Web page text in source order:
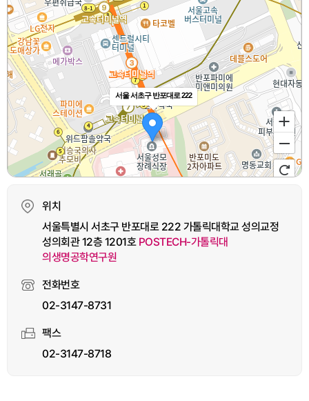
서울 서초구 반포대로 222
위치
서울특별시 서초구 반포대로 222 가톨릭대학교 성의교정
성의회관 12층 1201호 POSTECH-가톨릭대
의생명공학연구원
전화번호
02-3147-8731
팩스
02-3147-8718